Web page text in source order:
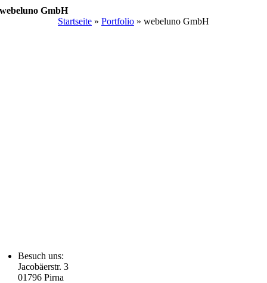
Zum
webeluno GmbH
Startseite » Portfolio » webeluno GmbH
Besuch uns:
Jacobäerstr. 3
01796 Pirna